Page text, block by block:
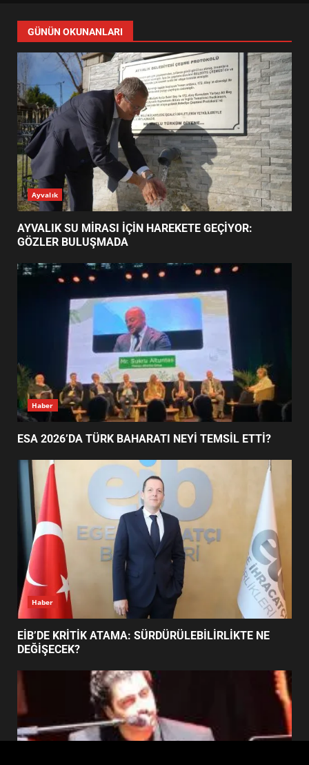
6
TURNUVASI KAYITLARI NEYİ
DEĞİŞTİRİYOR?
7
BURHANİYE BELEDİYESPOR’DA
YENİ YÖNETİM NASIL
ŞEKİLLENDİ?
1
AYVALIK SU MİRASI İÇİN
HAREKETE GEÇİYOR: GÖZLER
BULUŞMADA
ESA 2026’DA TÜRK BAHARATI
NEYİ TEMSİL ETTİ?
3
EİB’DE KRİTİK ATAMA:
SÜRDÜRÜLEBİLİRLİKTE NE
DEĞİŞECEK?
4
FİNALİNDE NE BAŞARDI?
5
BALIKESİR MÜZELERİNDE SÜRE
UZATILDI: NE DEĞİŞTİ?
BURHANİYE SATRANÇ
TURNUVASI KAYITLARI NEYİ
7
BURHANİYE BELEDİYESPOR’DA
YENİ YÖNETİM NASIL
ŞEKİLLENDİ?
GÜNÜN OKUNANLARI
Ayvalık
AYVALIK SU MİRASI İÇİN HAREKETE GEÇİYOR:
GÖZLER BULUŞMADA
Haber
ESA 2026’DA TÜRK BAHARATI NEYİ TEMSİL ETTİ?
Haber
EİB’DE KRİTİK ATAMA: SÜRDÜRÜLEBİLİRLİKTE NE
DEĞİŞECEK?